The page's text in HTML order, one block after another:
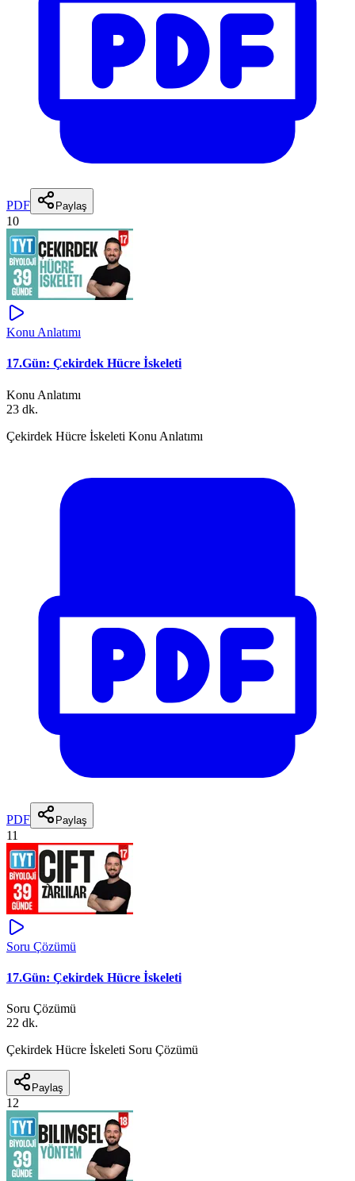
PDF Paylaş
10
Konu Anlatımı
17.Gün: Çekirdek Hücre İskeleti
Konu Anlatımı
23 dk.
Çekirdek Hücre İskeleti Konu Anlatımı
PDF Paylaş
11
Soru Çözümü
17.Gün: Çekirdek Hücre İskeleti
Soru Çözümü
22 dk.
Çekirdek Hücre İskeleti Soru Çözümü
Paylaş
12